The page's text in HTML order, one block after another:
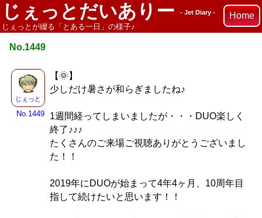
じぇっとだいありー- Jet Diary -
じぇっとが綴る「とある一日」の様子♪
Home
No.1449
じぇっと
No.1449
【🌞】
少しだけ暑さが和らぎましたね♪
1週間経ってしまいましたが・・・DUO楽しく
終了♪♪♪
たくさんのご来場ご視聴ありがとうございまし
た！！
2019年にDUOが始まって4年4ヶ月、10周年目
指して続けたいと思います！！